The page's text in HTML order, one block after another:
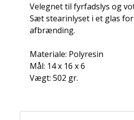
Velegnet til fyrfadslys og
Sæt stearinlyset i et glas
afbrænding.
Materiale: Polyresin
Mål: 14 x 16 x 6
Vægt: 502 gr.